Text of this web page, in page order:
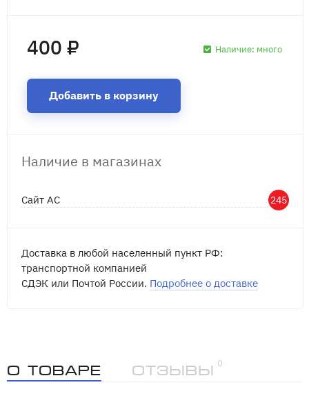
400 ₽ Наличие: много
Добавить в корзину
Наличие в магазинах
Сайт АС 245
Доставка в любой населенный пункт РФ:
транспортной компанией
СДЭК или Почтой России. Подробнее о доставке
О товаре Отзывы
0